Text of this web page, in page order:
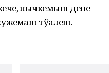
пычкемыш дене
тӱҥалеш.